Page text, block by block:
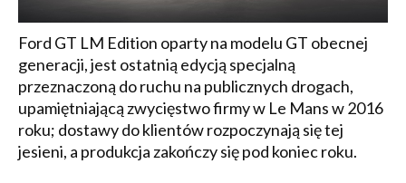
Ford GT LM Edition oparty na modelu GT obecnej
generacji, jest ostatnią edycją specjalną
przeznaczoną do ruchu na publicznych drogach,
upamiętniającą zwycięstwo firmy w Le Mans w 2016
roku; dostawy do klientów rozpoczynają się tej
jesieni, a produkcja zakończy się pod koniec roku.